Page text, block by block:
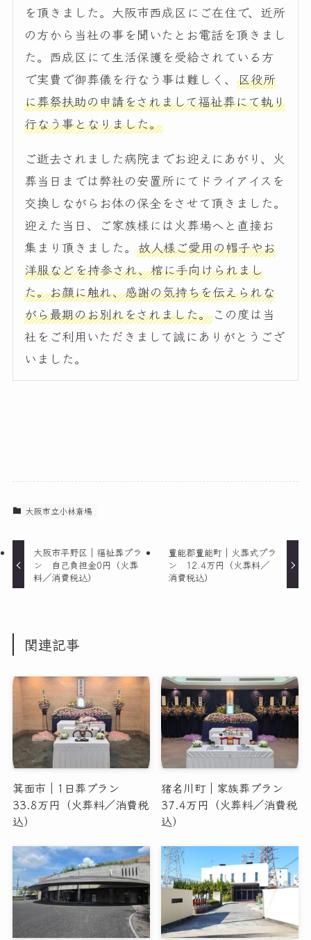
を頂きました。大阪市西成区にご在住で、近所
の方から当社の事を聞いたとお電話を頂きまし
た。西成区にて生活保護を受給されている方
で実費で御葬儀を行なう事は難しく、区役所
に葬祭扶助の申請をされまして福祉葬にて執り
行なう事となりました。
ご逝去されました病院までお迎えにあがり、火
葬当日までは弊社の安置所にてドライアイスを
交換しながらお体の保全をさせて頂きました。
迎えた当日、ご家族様には火葬場へと直接お
集まり頂きました。故人様ご愛用の帽子やお
洋服などを持参され、棺に手向けられまし
た。お顔に触れ、感謝の気持ちを伝えられな
がら最期のお別れをされました。 この度は当
社をご利用いただきまして誠にありがとうござ
いました。
大阪市立小林斎場
大阪市平野区｜福祉葬プラ
ン 自己負担金0円（火葬
料／消費税込）
豊能郡豊能町｜火葬式プラ
ン 12.4万円（火葬料／
消費税込）
関連記事
箕面市｜1日葬プラン
33.8万円（火葬料／消費税
込）
猪名川町｜家族葬プラン
37.4万円（火葬料／消費税
込）